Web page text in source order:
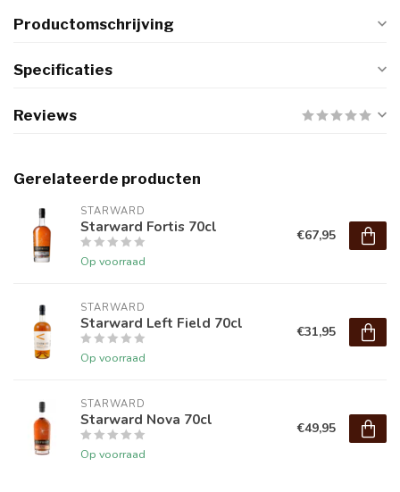
Productomschrijving
Specificaties
Reviews
Gerelateerde producten
STARWARD
Starward Fortis 70cl
Op voorraad
€67,95
STARWARD
Starward Left Field 70cl
Op voorraad
€31,95
STARWARD
Starward Nova 70cl
Op voorraad
€49,95